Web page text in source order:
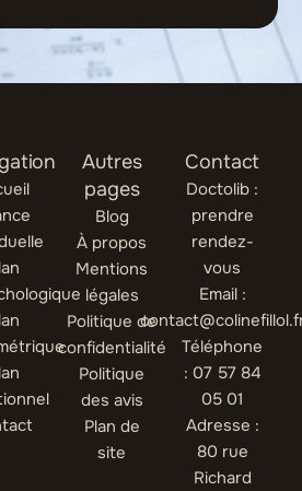
Autres
pages
Blog
À propos
Mentions
légales
Politique de
confidentialité
Politique
des avis
Plan de
site
Contact
Doctolib :
prendre
rendez-
vous
Email :
Téléphone
: 07 57 84
05 01
Adresse :
80 rue
Richard